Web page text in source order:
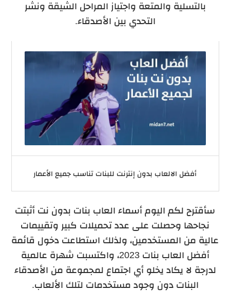
بالتسلية والمتعة واجتياز المراحل الشيقة ونشر
التحدي بين الأصدقاء.
أفضل الالعاب بدون إنترنت للبنات تناسب جميع الأعمار
سأقترح لكم اليوم أسماء العاب بنات بدون نت أثبتت
نجاحها وحصلت على عدد تحميلات كبير وتقييمات
عالية من المستخدمين، ولذلك استطاعت دخول قائمة
أفضل العاب بنات 2023، واكتسبت شهرة عالمية
لدرجة لا يكاد يخلو أي اجتماع لمجموعة من الأصدقاء
البنات دون وجود مستخدمات لتلك الألعاب.